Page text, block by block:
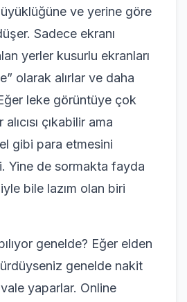
ve yerine göre
Sadece ekranı
yerler kusurlu ekranları
olarak alırlar ve daha
leke görüntüye çok
çıkabilir ama
gibi para etmesini
Yine de sormakta fayda
bile lazım olan biri
genelde? Eğer elden
genelde nakit
yaparlar. Online